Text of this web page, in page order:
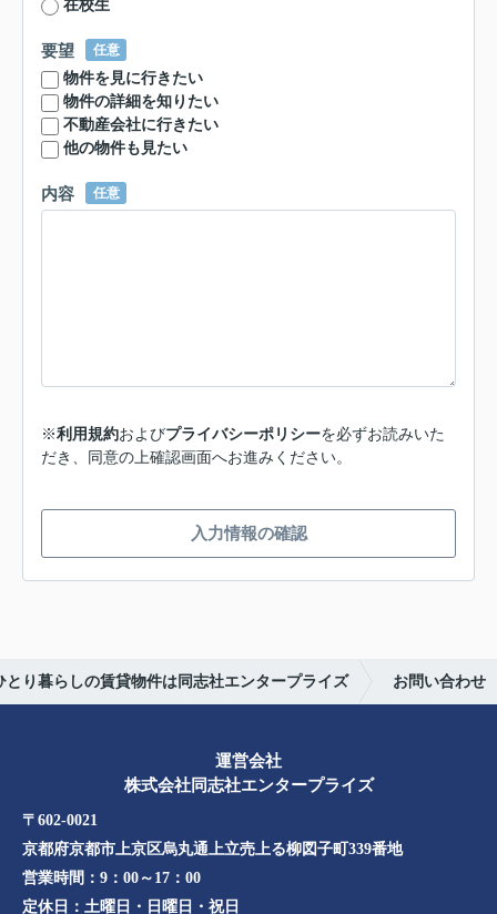
在校生
要望 任意
物件を見に行きたい
物件の詳細を知りたい
不動産会社に行きたい
他の物件も見たい
内容 任意
※利用規約およびプライバシーポリシーを必ずお読みいた
だき、同意の上確認画面へお進みください。
入力情報の確認
り暮らしの賃貸物件は同志社エンタープライズ お問い合わせ
運営会社
株式会社同志社エンタープライズ
〒602-0021
京都府京都市上京区烏丸通上立売上る柳図子町339番地​​
営業時間： 9：00～17：00
定休日： 土曜日・日曜日・祝日